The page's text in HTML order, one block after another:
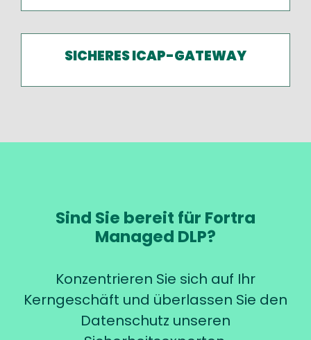
SICHERES ICAP-GATEWAY
Sind Sie bereit für Fortra
Managed DLP?
Konzentrieren Sie sich auf Ihr
Kerngeschäft und überlassen Sie den
Datenschutz unseren